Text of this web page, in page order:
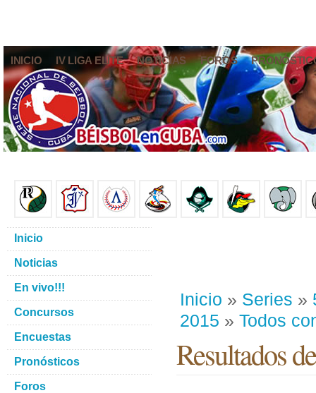
INICIO IV LIGA ELITE NOTICIAS FOROS
Inicio » Series »
2015 » Todos
Resultados
Inicio
Noticias
En vivo!!!
Concursos
Encuestas
Pronósticos
Foros